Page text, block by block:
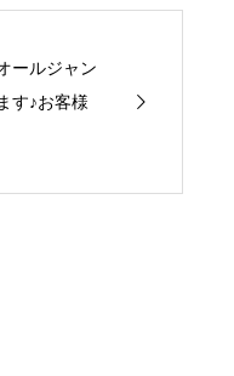
ールジャン
す♪お客様